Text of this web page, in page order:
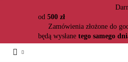
Darmowa
od 500 zł
Zamówienia złożone do
będą wysłane tego samego